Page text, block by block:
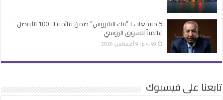
5 منتجعات لـ”بيك الباتروس” ضمن قائمة الـ 100 الأفضل
عالمياً للسوق الروسي
4:49 م | 9 أغسطس، 2026
تابعنا على فيسبوك